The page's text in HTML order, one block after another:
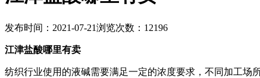
发布时间：2021-07-21浏览次数：12196
江津盐酸哪里有卖
纺织行业使用的液碱需要满足一定的浓度要求，不同加工场